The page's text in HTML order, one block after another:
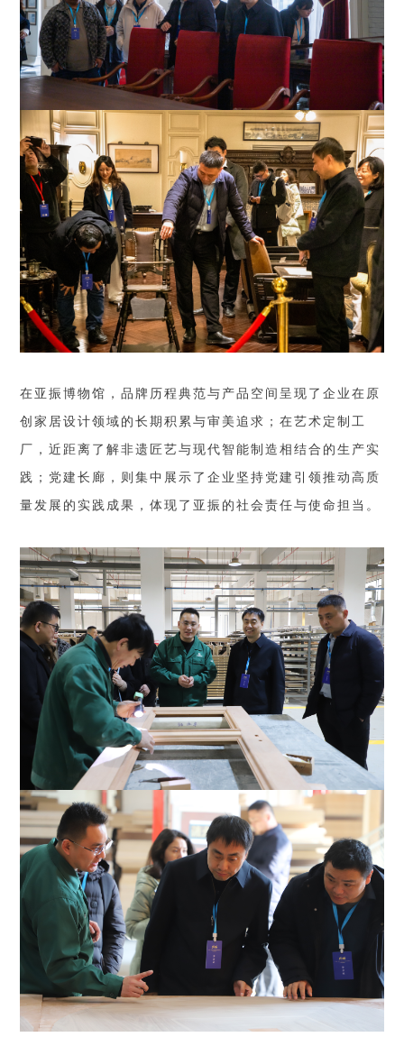
在亚振博物馆，品牌历程典范与产品空间呈现了企业在原
创家居设计领域的长期积累与审美追求；在艺术定制工
厂，近距离了解非遗匠艺与现代智能制造相结合的生产实
践；党建长廊，则集中展示了企业坚持党建引领推动高质
量发展的实践成果，体现了亚振的社会责任与使命担当。